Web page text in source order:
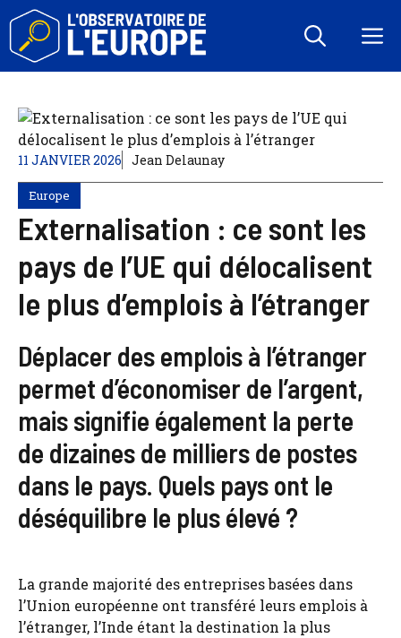
Aller
contenu
11 JANVIER 2026 Jean Delaunay
Europe
Externalisation : ce sont les
pays de l’UE qui délocalisent
le plus d’emplois à l’étranger
Déplacer des emplois à l’étranger
permet d’économiser de l’argent,
mais signifie également la perte
de dizaines de milliers de postes
dans le pays. Quels pays ont le
déséquilibre le plus élevé ?
La grande majorité des entreprises basées dans
l’Union européenne ont transféré leurs emplois à
l’étranger, l’Inde étant la destination la plus